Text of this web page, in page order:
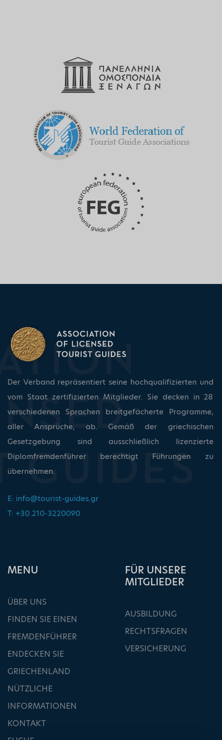
Der Verband repräsentiert seine hochqualifizierten und
vom Staat zertifizierten Mitglieder. Sie decken in 28
verschiedenen Sprachen breitgefächerte Programme,
aller Ansprüche, ab. Gemäß der griechischen
Gesetzgebung sind ausschließlich lizenzierte
Diplomfremdenführer berechtigt Führungen zu
übernehmen.
E: info@tourist-guides.gr
T: +30.210-3220090
ΜΕΝU
ÜBER UNS
FINDEN SIE EINEN
FREMDENFÜHRER
ENDECKEN SIE
GRIECHENLAND
NÜTZLICHE
INFORMATIONEN
KONTAKT
FÜR UNSERE
MITGLIEDER
AUSBILDUNG
RECHTSFRAGEN
VERSICHERUNG